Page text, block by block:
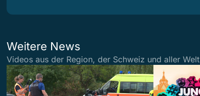
Weitere News
Videos aus der Region, der Schweiz und aller Welt